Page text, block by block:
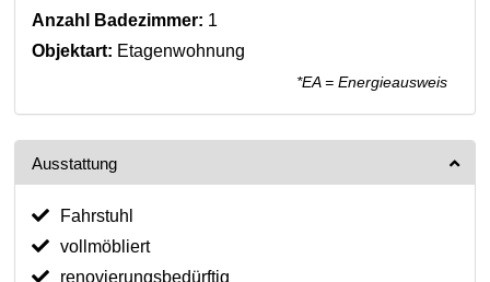
Anzahl Badezimmer: 1
Objektart: Etagenwohnung
*EA = Energieausweis
Ausstattung
Fahrstuhl
vollmöbliert
renovierungsbedürftig